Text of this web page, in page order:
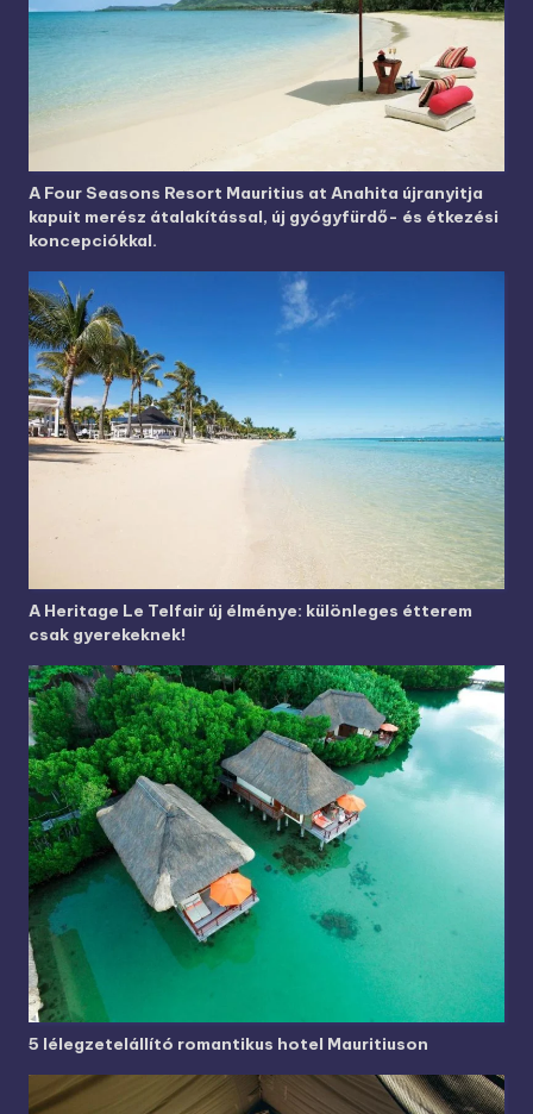
A Four Seasons Resort Mauritius at Anahita újranyitja
kapuit merész átalakítással, új gyógyfürdő- és étkezési
koncepciókkal.
A Heritage Le Telfair új élménye: különleges étterem
csak gyerekeknek!
5 lélegzetelállító romantikus hotel Mauritiuson